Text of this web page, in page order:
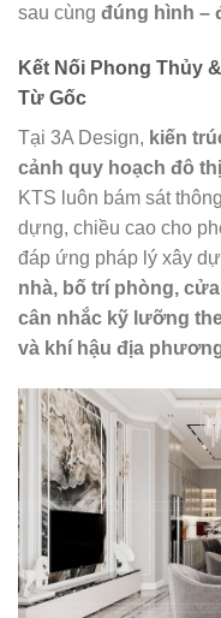
sau cùng đúng hình –
Kết Nối Phong Thủy
Từ Gốc
Tại 3A Design, kiến
cảnh quy hoạch đô
KTS luôn bám sát
dựng, chiều cao cho
đáp ứng pháp lý xây
nhà, bố trí phòng,
cân nhắc kỹ lưỡng
và khí hậu địa